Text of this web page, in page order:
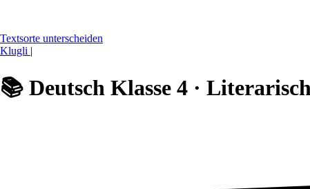
Textsorte unterscheiden
Klugli |
📚 Deutsch Klasse 4 ·